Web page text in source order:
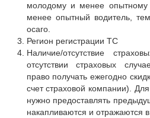
молодому и менее
менее опытный водитель,
осаго.
Регион регистрации ТС
Наличие/отсутствие
отсутствии страховых
право получать ежегодно
счет страховой компании).
нужно предоставлять
накапливаются и отражаются